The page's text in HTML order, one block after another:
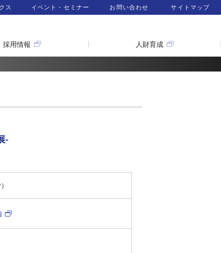
採用情報 人財育成
ス イベント・セミナー お問い合わせ サイトマップ
-